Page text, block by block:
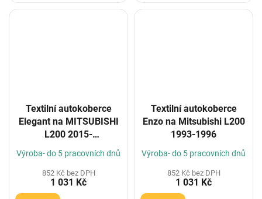
Textilní autokoberce
Elegant na MITSUBISHI
L200 2015-
Výroba- do 5 pracovních dnů
852 Kč bez DPH
1 031 Kč
Textilní autokoberce
Enzo na Mitsubishi L200
1993-1996
Výroba- do 5 pracovních dnů
852 Kč bez DPH
1 031 Kč